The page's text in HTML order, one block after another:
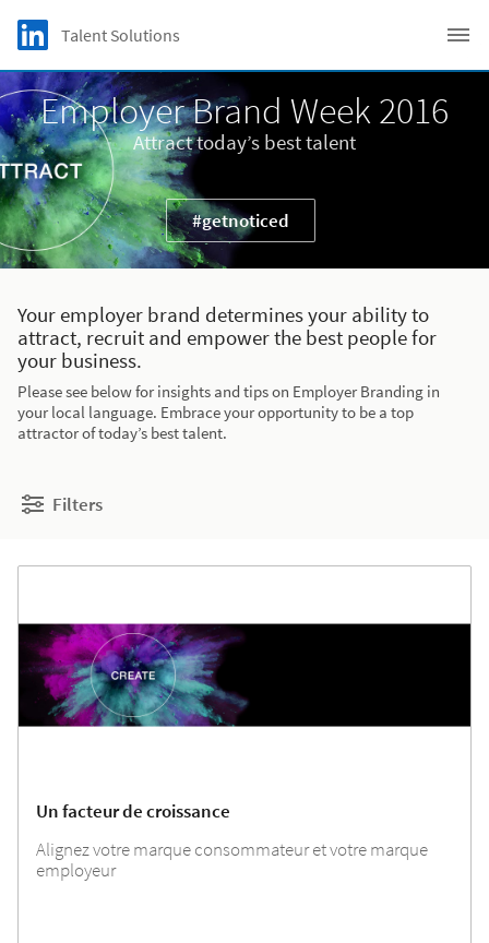
Skip to main content
LinkedIn Logo
Talent Solutions
Employer Brand Week 2016
Attract today’s best talent
#getnoticed
Your employer brand determines your ability to
attract, recruit and empower the best people for
your business.
Please see below for insights and tips on Employer Branding in
your local language. Embrace your opportunity to be a top
attractor of today’s best talent.
Filters
Un facteur de croissance
Alignez votre marque consommateur et votre marque
employeur